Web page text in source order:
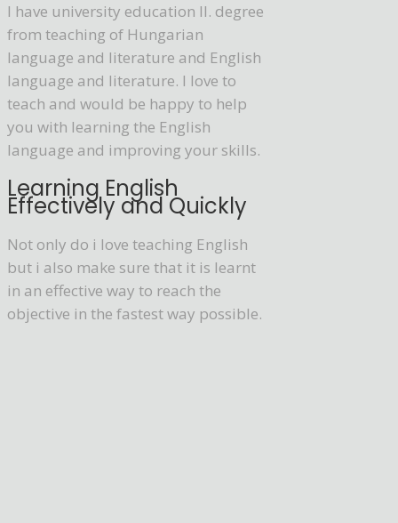
I have university education II. degree
from teaching of Hungarian
language and literature and English
language and literature. I love to
teach and would be happy to help
you with learning the English
language and improving your skills.
Learning English
Effectively and Quickly
Not only do i love teaching English
but i also make sure that it is learnt
in an effective way to reach the
objective in the fastest way possible.